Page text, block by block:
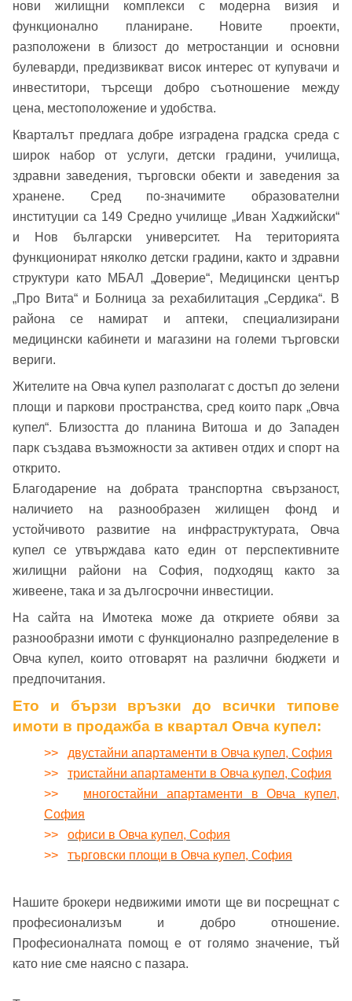
Добре дошъл!
Вход Регистрация
Парола
Забравена парола?
Вход
Вход като гост
или използвай профил
Вход с Google
Вход с Facebook
нови жилищни комплекси с модерна визия и
функционално планиране. Новите проекти,
разположени в близост до метростанции и основни
булеварди, предизвикват висок интерес от купувачи и
инвеститори, търсещи добро съотношение между
цена, местоположение и удобства.
Кварталът предлага добре изградена градска среда с
широк набор от услуги, детски градини, училища,
здравни заведения, търговски обекти и заведения за
хранене. Сред по-значимите образователни
институции са 149 Средно училище „Иван Хаджийски“
и Нов български университет. На територията
функционират няколко детски градини, както и здравни
структури като МБАЛ „Доверие“, Медицински център
„Про Вита“ и Болница за рехабилитация „Сердика“. В
района се намират и аптеки, специализирани
медицински кабинети и магазини на големи търговски
вериги.
Жителите на Овча купел разполагат с достъп до зелени
площи и паркови пространства, сред които парк „Овча
купел“. Близостта до планина Витоша и до Западен
парк създава възможности за активен отдих и спорт на
открито.
Благодарение на добрата транспортна свързаност,
наличието на разнообразен жилищен фонд и
устойчивото развитие на инфраструктурата, Овча
купел се утвърждава като един от перспективните
жилищни райони на София, подходящ както за
живеене, така и за дългосрочни инвестиции.
На сайта на Имотека може да откриете обяви за
разнообразни имоти с функционално разпределение в
Овча купел, които отговарят на различни бюджети и
предпочитания.
Ето и бързи връзки до всички типове
имоти в продажба в квартал Овча купел:
>> двустайни апартаменти в Овча купел, София
>> тристайни апартаменти в Овча купел, София
>> многостайни апартаменти в Овча купел,
София
>> офиси в Овча купел, София
>> търговски площи в Овча купел, София
Нашите брокери недвижими имоти ще ви посрещнат с
професионализъм и добро отношение.
Професионалната помощ е от голямо значение, тъй
като ние сме наясно с пазара.
Имейл адрес*
Телефон*
Вашето запитване стигна до нас. Ще
се обадим възможно най-бързо.